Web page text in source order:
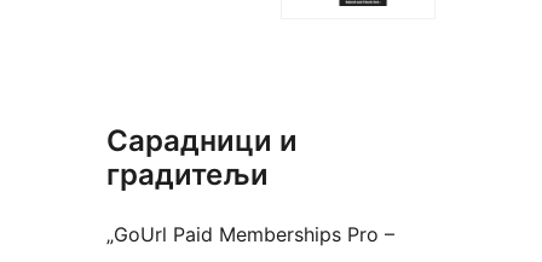
Сарадници и
градитељи
„GoUrl Paid Memberships Pro –